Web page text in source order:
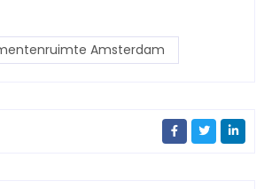
Amsterdam